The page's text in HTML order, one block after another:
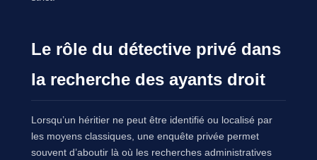
Le rôle du détective privé dans
la recherche des ayants droit
Lorsqu’un héritier ne peut être identifié ou localisé par
les moyens classiques, une enquête privée permet
souvent d’aboutir là où les recherches administratives